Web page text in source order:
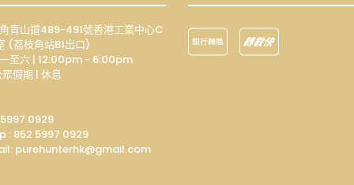
青山道489-491號香港工業中心C
(荔枝角站B1出口)
至六 | 12:00pm - 6:00pm
假期 | 休息
0929
: 852 5997 0929
purehunterhk@gmail.com